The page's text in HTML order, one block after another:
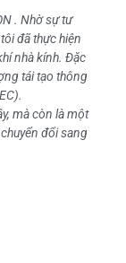
. Nhờ sự tư
đã thực hiện
nhà kính. Đặc
tái tạo thông
mà còn là một
đổi sang